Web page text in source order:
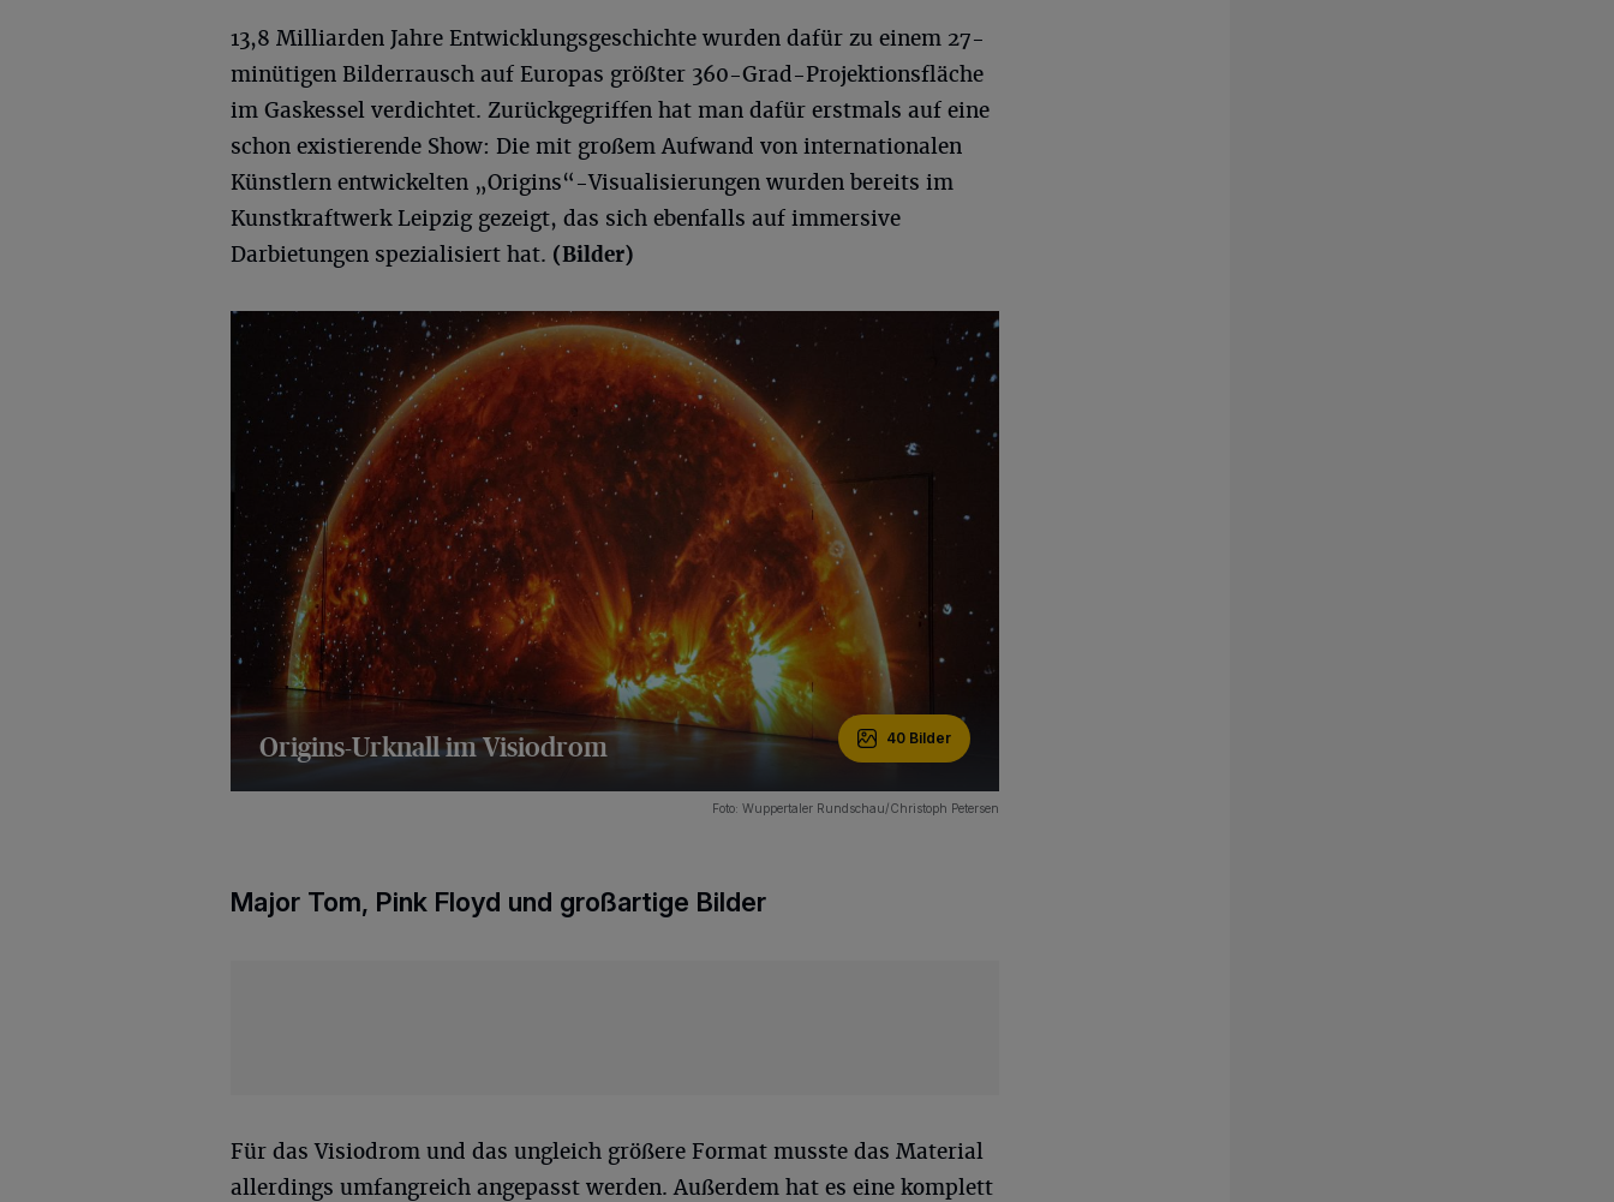
13,8 Milliarden Jahre Entwicklungsgeschichte wurden dafür zu einem 27-
minütigen Bilderrausch auf Europas größter 360-Grad-Projektionsfläche
im Gaskessel verdichtet. Zurückgegriffen hat man dafür erstmals auf eine
schon existierende Show: Die mit großem Aufwand von internationalen
Künstlern entwickelten „Origins“-Visualisierungen wurden bereits im
Kunstkraftwerk Leipzig gezeigt, das sich ebenfalls auf immersive
Darbietungen spezialisiert hat. (Bilder)
Origins-Urknall im Visiodrom 40 Bilder
Foto: Wuppertaler Rundschau/Christoph Petersen
Major Tom, Pink Floyd und großartige Bilder
Für das Visiodrom und das ungleich größere Format musste das Material
allerdings umfangreich angepasst werden. Außerdem hat es eine komplett